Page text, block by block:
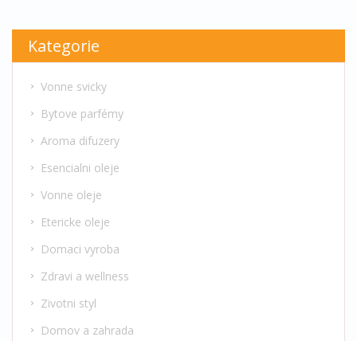
Kategorie
Vonne svicky
Bytove parfémy
Aroma difuzery
Esencialni oleje
Vonne oleje
Etericke oleje
Domaci vyroba
Zdravi a wellness
Zivotni styl
Domov a zahrada